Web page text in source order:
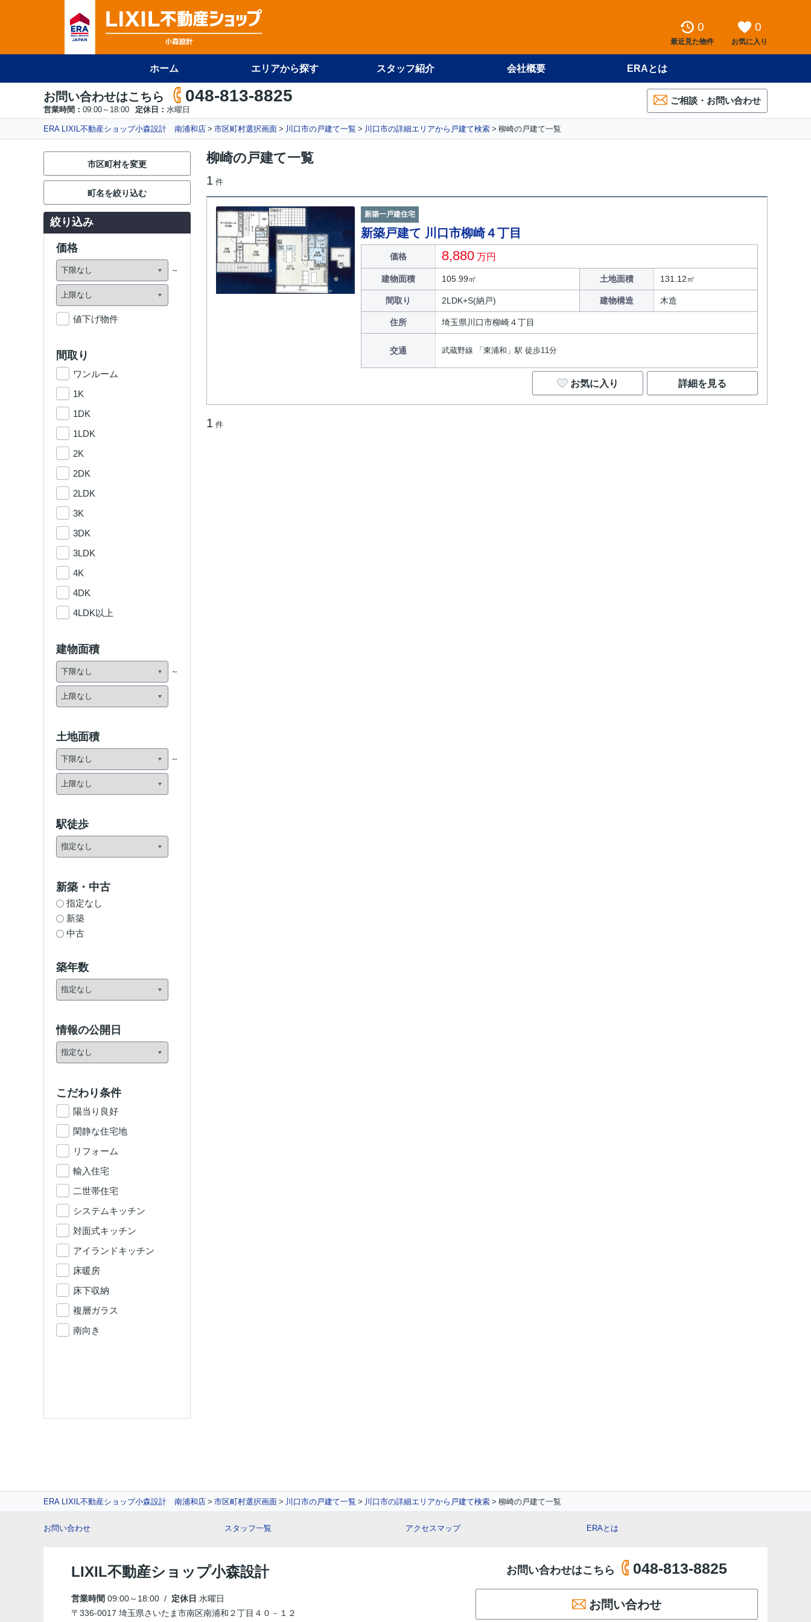
0
最近見た物件
0
お気に入り
ホーム エリアから探す スタッフ紹介 会社概要 ERAとは
お問い合わせはこちら 048-813-8825
営業時間： 09:00～18:00 定休日： 水曜日
ご相談・お問い合わせ
ERA LIXIL不動産ショップ小森設計 南浦和店 市区町村選択画面 川口市の戸建て一覧 川口市の詳細エリアから戸建て検索 柳崎の戸建て一覧
柳崎の戸建て一覧
1 件
新築一戸建住宅
新築戸建て 川口市柳崎４丁目
価格 8,880 万円
建物面積 105.99㎡ 土地面積 131.12㎡
間取り 2LDK+S(納戸) 建物構造 木造
住所 埼玉県川口市柳崎４丁目
交通 武蔵野線 「東浦和」駅 徒歩11分
お気に入り 詳細を見る
1 件
市区町村を変更
町名を絞り込む
絞り込み
価格
値下げ物件
間取り
ワンルーム
1K
1DK
1LDK
2K
2DK
2LDK
3K
3DK
3LDK
4K
4DK
4LDK以上
建物面積
土地面積
駅徒歩
新築・中古
指定なし
新築
中古
築年数
情報の公開日
こだわり条件
陽当り良好
閑静な住宅地
リフォーム
輸入住宅
二世帯住宅
システムキッチン
対面式キッチン
アイランドキッチン
床暖房
床下収納
複層ガラス
南向き
ERA LIXIL不動産ショップ小森設計 南浦和店 市区町村選択画面 川口市の戸建て一覧 川口市の詳細エリアから戸建て検索 柳崎の戸建て一覧
お問い合わせ スタッフ一覧 アクセスマップ ERAとは
LIXIL不動産ショップ小森設計
営業時間 09:00～18:00 / 定休日 水曜日
〒336-0017 埼玉県さいたま市南区南浦和２丁目４０－１２
お問い合わせはこちら 048-813-8825
お問い合わせ